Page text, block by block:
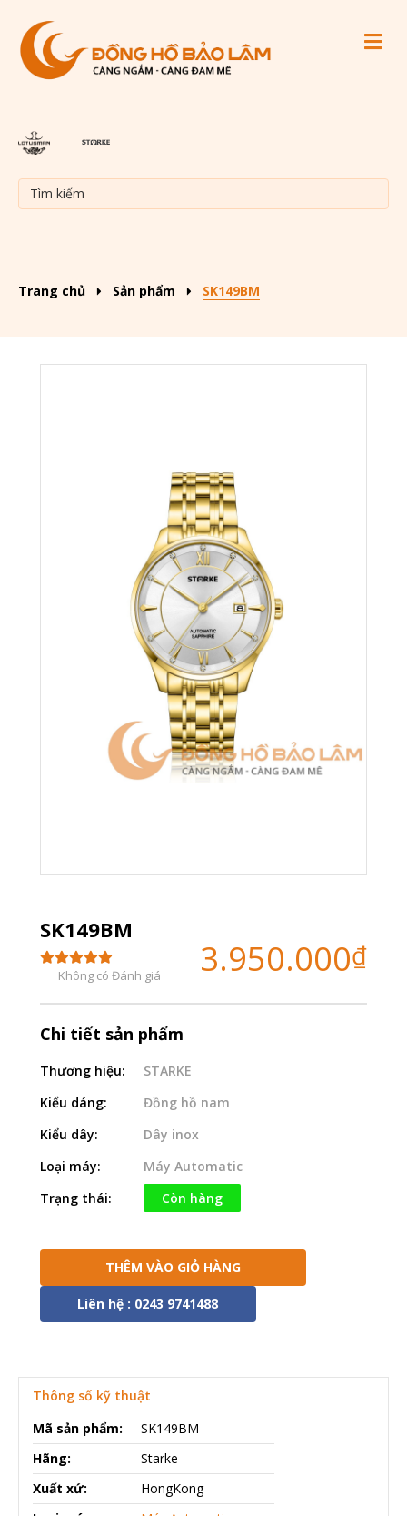
Trang chủ Sản phẩm SK149BM
SK149BM
Không có Đánh giá 3.950.000₫
Chi tiết sản phẩm
Thương hiệu:
STARKE
Kiểu dáng:
Đồng hồ nam
Kiểu dây:
Dây inox
Loại máy:
Máy Automatic
Trạng thái:
Còn hàng
THÊM VÀO GIỎ HÀNG
Liên hệ : 0243 9741488
Thông số kỹ thuật
Mã sản phẩm:
SK149BM
Hãng:
Starke
Xuất xứ:
HongKong